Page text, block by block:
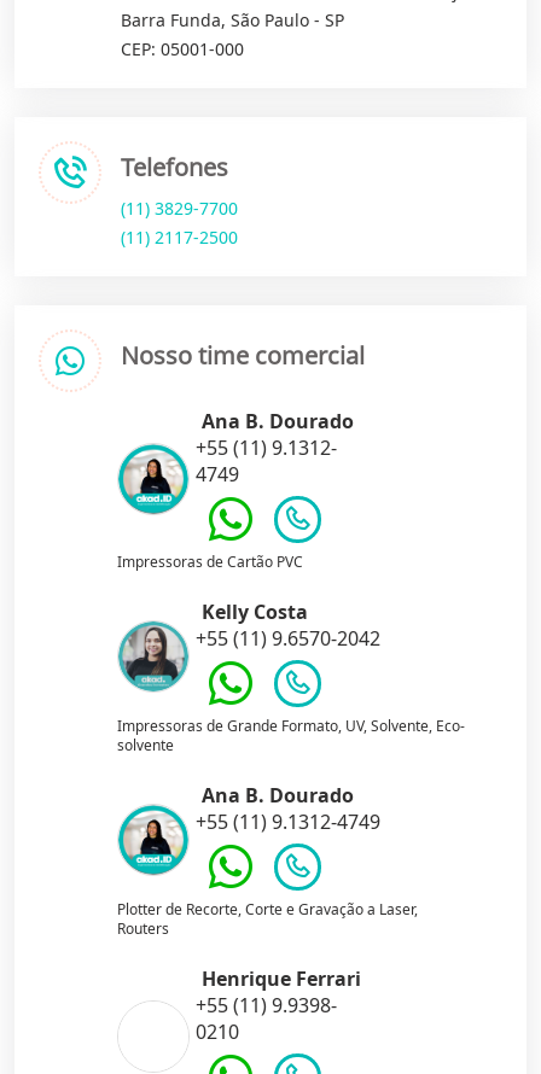
Barra Funda, São Paulo - SP
CEP: 05001-000
Telefones
(11) 3829-7700
(11) 2117-2500
Nosso time comercial
Ana B. Dourado
+55 (11) 9.1312-
4749
Impressoras de Cartão PVC
Kelly Costa
+55 (11) 9.6570-2042
Impressoras de Grande Formato, UV, Solvente, Eco-
solvente
Ana B. Dourado
+55 (11) 9.1312-4749
Plotter de Recorte, Corte e Gravação a Laser,
Routers
Henrique Ferrari
+55 (11) 9.9398-
0210